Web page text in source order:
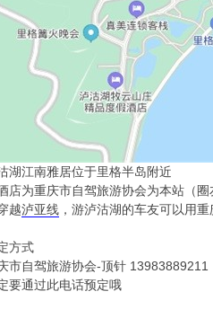
湖江南雅居位于里格半岛附近
店为重庆市自驾旅游协会为本站（
越泸亚线 ，游泸沽湖的车友可以用
方式
市自驾旅游协会-顶针 13983889211
要通过此电话预定哦